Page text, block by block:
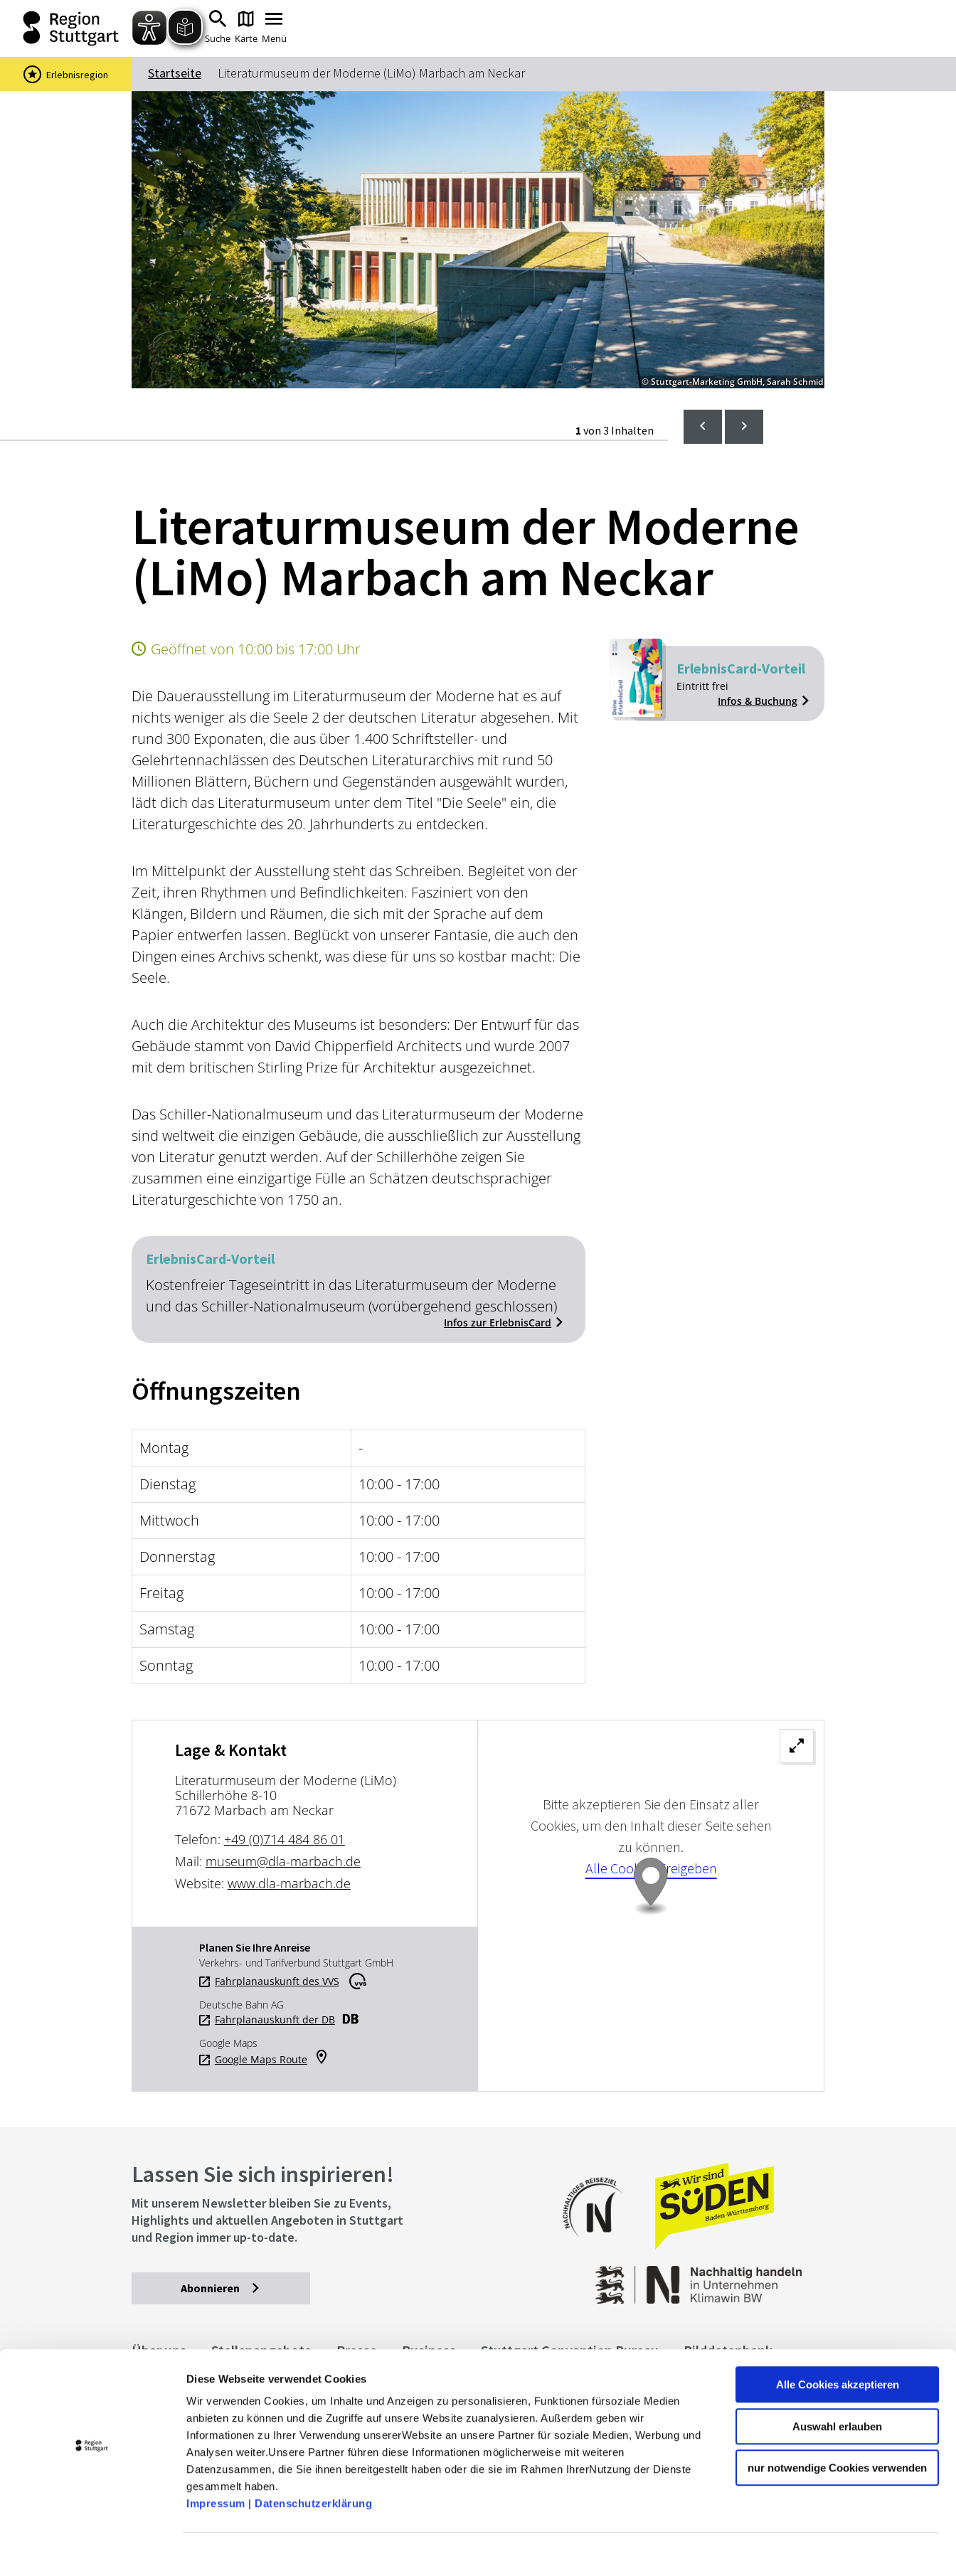
Diese Webseite verwendet Cookies
Wir verwenden Cookies, um Inhalte und Anzeigen zu personalisieren, Funktionen fürsoziale Medien
anbieten zu können und die Zugriffe auf unsere Website zuanalysieren. Außerdem geben wir
Informationen zu Ihrer Verwendung unsererWebsite an unsere Partner für soziale Medien, Werbung und
Analysen weiter.Unsere Partner führen diese Informationen möglicherweise mit weiteren
Datenzusammen, die Sie ihnen bereitgestellt haben oder die sie im Rahmen IhrerNutzung der Dienste
gesammelt haben.
Impressum | Datenschutzerklärung
Alle Cookies akzeptieren
Auswahl erlauben
nur notwendige Cookies verwenden
Suche Karte Menü
Suchbegriff
Das könnte Sie interessieren
Stadtführungen
Events & Tickets
Ausflugsziele
Erlebnisse
Wein
Radfahren
Wandern
Startseite Literaturmuseum der Moderne (LiMo) Marbach am Neckar
Erlebnisregion
© Stuttgart-Marketing GmbH, Sarah Schmid
1 von 3 Inhalten
Literaturmuseum der Moderne
(LiMo) Marbach am Neckar
Geöffnet von 10:00 bis 17:00 Uhr
Die Dauerausstellung im Literaturmuseum der Moderne hat es auf
nichts weniger als die Seele 2 der deutschen Literatur abgesehen. Mit
rund 300 Exponaten, die aus über 1.400 Schriftsteller- und
Gelehrtennachlässen des Deutschen Literaturarchivs mit rund 50
Millionen Blättern, Büchern und Gegenständen ausgewählt wurden,
lädt dich das Literaturmuseum unter dem Titel "Die Seele" ein, die
Literaturgeschichte des 20. Jahrhunderts zu entdecken.
Im Mittelpunkt der Ausstellung steht das Schreiben. Begleitet von der
Zeit, ihren Rhythmen und Befindlichkeiten. Fasziniert von den
Klängen, Bildern und Räumen, die sich mit der Sprache auf dem
Papier entwerfen lassen. Beglückt von unserer Fantasie, die auch den
Dingen eines Archivs schenkt, was diese für uns so kostbar macht: Die
Seele.
Auch die Architektur des Museums ist besonders: Der Entwurf für das
Gebäude stammt von David Chipperfield Architects und wurde 2007
mit dem britischen Stirling Prize für Architektur ausgezeichnet.
Das Schiller-Nationalmuseum und das Literaturmuseum der Moderne
sind weltweit die einzigen Gebäude, die ausschließlich zur Ausstellung
von Literatur genutzt werden. Auf der Schillerhöhe zeigen Sie
zusammen eine einzigartige Fülle an Schätzen deutschsprachiger
Literaturgeschichte von 1750 an.
ErlebnisCard-Vorteil
Kostenfreier Tageseintritt in das Literaturmuseum der Moderne
und das Schiller-Nationalmuseum (vorübergehend geschlossen)
Infos zur ErlebnisCard
Öffnungszeiten
Montag
-
Dienstag
10:00 - 17:00
Mittwoch
10:00 - 17:00
Donnerstag
10:00 - 17:00
Freitag
10:00 - 17:00
Samstag
10:00 - 17:00
Sonntag
10:00 - 17:00
ErlebnisCard-Vorteil
Ein­tritt frei
Infos & Buchung
Lage & Kontakt
Literaturmuseum der Moderne (LiMo)
Schillerhöhe 8-10
71672 Marbach am Neckar
Telefon: +49 (0)714 484 86 01
Mail: museum@dla-marbach.de
Website: www.dla-marbach.de
Planen Sie Ihre Anreise
Verkehrs- und Tarifverbund Stuttgart GmbH
Fahrplanauskunft des VVS
Deutsche Bahn AG
Fahrplanauskunft der DB
Google Maps
Google Maps Route
Bitte akzeptieren Sie den Einsatz aller
Cookies, um den Inhalt dieser Seite sehen
zu können.
Alle Cookies Freigeben
Lassen Sie sich inspirieren!
Mit unserem Newsletter bleiben Sie zu Events,
Highlights und aktuellen Angeboten in Stuttgart
und Region immer up-to-date.
Abonnieren
Über uns Stellenangebote Presse Business Stuttgart Convention Bureau
Bilddatenbank
Allgemeine Geschäftsbedingungen
stuttgart.de
Barrierefreiheit
© 2026 Stuttgart-Marketing GmbH, info@stuttgart-tourist.de
stuttgart-tourist.de und www.erlebnisregion-stuttgart.de sind die offiziellen Websites des Tourismuspartners der